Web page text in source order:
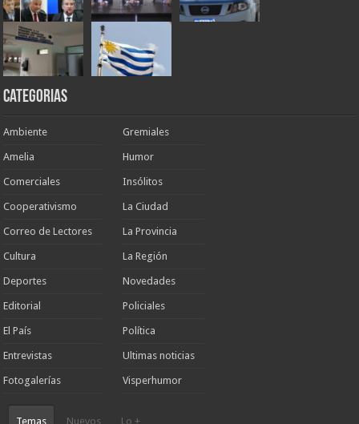
Categorias
Ambiente
Amelia
Comerciales
Cooperativismo
Correo de Lectores
Cultura
Deportes
Editorial
El País
Entrevistas
Fotogalerías
Gremiales
Humor
Insólitos
La Ciudad
La Provincia
La Región
Novedades
Policiales
Política
Ultimas noticias
Visperhumor
Temas Nuevos Lo +